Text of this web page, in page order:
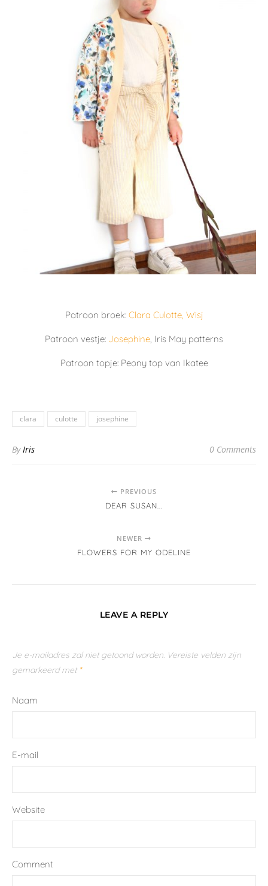
Patroon broek: Clara Culotte, Wisj
Patroon vestje: Josephine, Iris May patterns
Patroon topje: Peony top van Ikatee
clara culotte josephine
ByIris 0 Comments
PREVIOUS
DEAR SUSAN...
NEWER
FLOWERS FOR MY ODELINE
LEAVE A REPLY
Je e-mailadres zal niet getoond worden. Vereiste velden zijn
gemarkeerd met *
Naam
E-mail
Website
Comment